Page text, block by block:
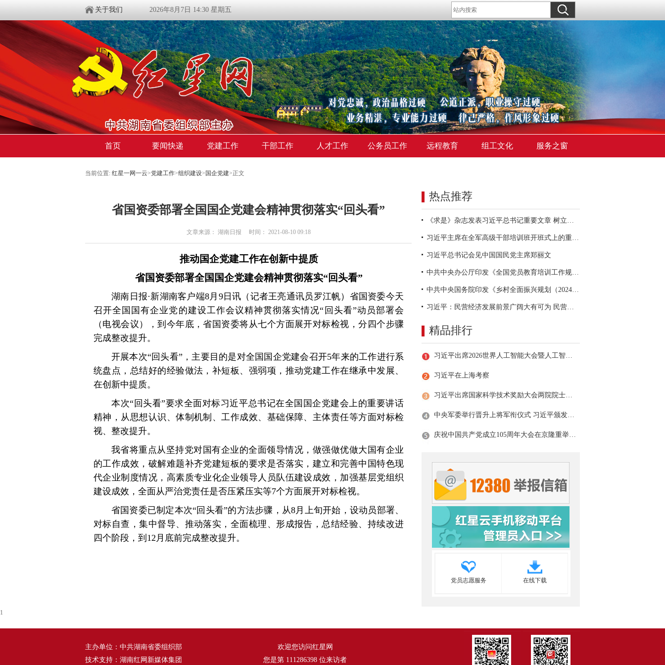
关于我们 2026年8月7日 14:30 星期五
首页 要闻快递 党建工作 干部工作 人才工作 公务员工作 远程教育 组工文化 服务之窗
当前位置: 红星一网一云>党建工作>组织建设> 国企党建>正文
省国资委部署全国国企党建会精神贯彻落实“回头看”
文章来源： 湖南日报 时间： 2021-08-10 09:18
推动国企党建工作在创新中提质
省国资委部署全国国企党建会精神贯彻落实“回头看”
湖南日报·新湖南客户端8月9日讯（记者王亮通讯员罗江帆）省国资委今天
召开全国国有企业党的建设工作会议精神贯彻落实情况“回头看”动员部署会
（电视会议），到今年底，省国资委将从七个方面展开对标检视，分四个步骤
完成整改提升。
开展本次“回头看”，主要目的是对全国国企党建会召开5年来的工作进行系
统盘点，总结好的经验做法，补短板、强弱项，推动党建工作在继承中发展、
在创新中提质。
本次“回头看”要求全面对标习近平总书记在全国国企党建会上的重要讲话
精神，从思想认识、体制机制、工作成效、基础保障、主体责任等方面对标检
视、整改提升。
我省将重点从坚持党对国有企业的全面领导情况，做强做优做大国有企业
的工作成效，破解难题补齐党建短板的要求是否落实，建立和完善中国特色现
代企业制度情况，高素质专业化企业领导人员队伍建设成效，加强基层党组织
建设成效，全面从严治党责任是否压紧压实等7个方面展开对标检视。
省国资委已制定本次“回头看”的方法步骤，从8月上旬开始，设动员部署、
对标自查，集中督导、推动落实，全面梳理、形成报告，总结经验、持续改进
四个阶段，到12月底前完成整改提升。
热点推荐
《求是》杂志发表习近平总书记重要文章 树立和践行正确政绩观
习近平主席在全军高级干部培训班开班式上的重要讲话引领全军开展思想整风、深化政治整训
习近平总书记会见中国国民党主席郑丽文
中共中央办公厅印发《全国党员教育培训工作规划（2024－2028年）》
中共中央国务院印发《乡村全面振兴规划（2024—2027年）》
习近平：民营经济发展前景广阔大有可为 民营企业和民营企业家大显身手正当其时
精品排行
习近平出席2026世界人工智能大会暨人工智能全球治理高级别会议开幕式并发表主旨讲话
习近平在上海考察
习近平出席国家科学技术奖励大会两院院士大会中国科协第十一次全国代表大会并发表重要讲话
中央军委举行晋升上将军衔仪式 习近平颁发命令状并向晋衔的军官表示祝贺
庆祝中国共产党成立105周年大会在京隆重举行 习近平发表重要讲话
党员志愿服务 在线下载
1
主办单位：中共湖南省委组织部
技术支持：湖南红网新媒体集团
欢迎您访问红星网
您是第 111286398 位来访者